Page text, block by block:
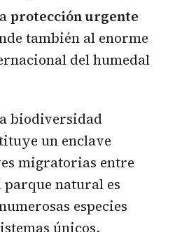
protección urgente
también al enorme
del humedal
biodiversidad
un enclave
migratorias entre
natural es
especies
únicos.